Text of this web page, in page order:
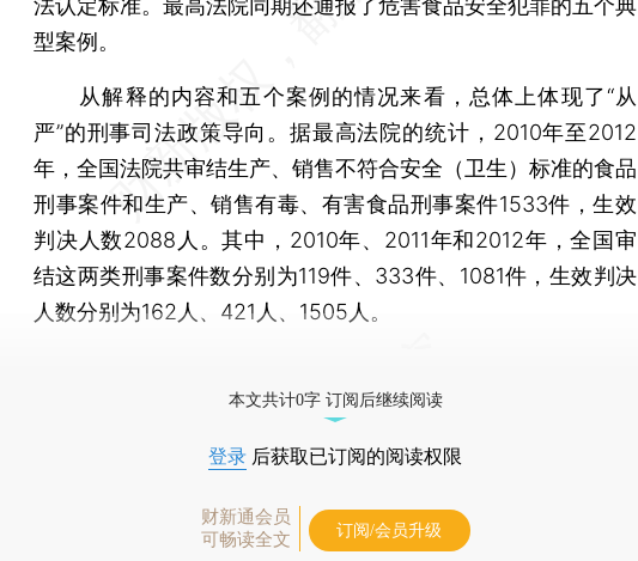
法认定标准。最高法院同期还通报了危害食品安全犯罪的五个典
型案例。
从解释的内容和五个案例的情况来看，总体上体现了“从
严”的刑事司法政策导向。据最高法院的统计，2010年至2012
年，全国法院共审结生产、销售不符合安全（卫生）标准的食品
刑事案件和生产、销售有毒、有害食品刑事案件1533件，生效
判决人数2088人。其中，2010年、2011年和2012年，全国审
结这两类刑事案件数分别为119件、333件、1081件，生效判决
人数分别为162人、421人、1505人。
本文共计0字 订阅后继续阅读
登录 后获取已订阅的阅读权限
财新通会员
可畅读全文
订阅/会员升级